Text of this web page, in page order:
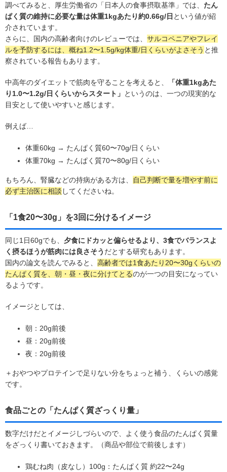
調べてみると、厚生労働省の「日本人の食事摂取基準」では、 たん
ぱく質の維持に必要な量は体重1kgあたり約0.66g/日 という値が紹
介されています。
さらに、国内の高齢者向けのレビューでは、 サルコペニアやフレイ
ルを予防するには、概ね1.2〜1.5g/kg体重/日くらいがよさそう と推
察されている報告もあります。
中高年のダイエットで筋肉を守ることを考えると、
「体重1kgあた
り1.0〜1.2g/日くらいからスタート」 というのは、一つの現実的な
目安として使いやすいと感じます。
例えば…
体重60kg → たんぱく質60〜70g/日くらい
体重70kg → たんぱく質70〜80g/日くらい
もちろん、腎臓などの持病がある方は、
自己判断で量を増やす前に
必ず主治医に相談 してくださいね。
「1食20〜30g」を3回に分けるイメージ
同じ1日60gでも、 夕食にドカッと偏らせるより、3食でバランスよ
く摂るほうが筋肉には良さそう だとする研究もあります。
国内の論文を読んでみると、 高齢者では1食あたり20〜30gくらいの
たんぱく質を、朝・昼・夜に分けてとるのが一つの目安になってい
るようです。
イメージとしては、
朝：20g前後
昼：20g前後
夜：20g前後
＋おやつやプロテインで足りない分をちょっと補う、くらいの感覚
です。
食品ごとの「たんぱく質ざっくり量」
数字だけだとイメージしづらいので、よく使う食品のたんぱく質量
をざっくり書いておきます。（商品や部位で前後します）
鶏むね肉（皮なし）100g：たんぱく質 約22〜24g